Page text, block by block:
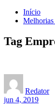
Início
Melhorias
Tag
Redator
jun 4, 2019